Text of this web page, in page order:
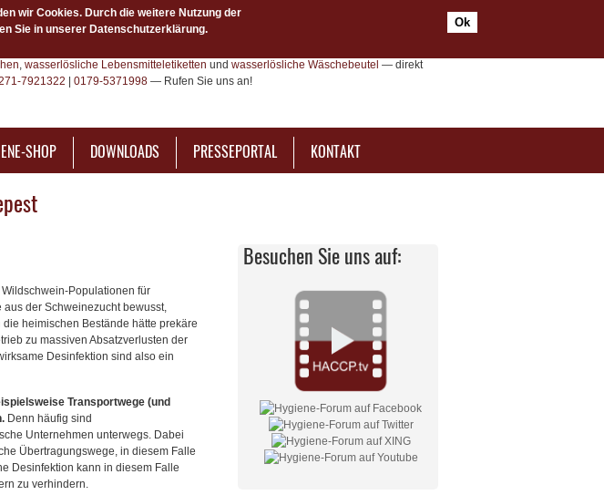
wir Cookies. Durch die weitere Nutzung der
Sie in unserer Datenschutzerklärung.
Ok
SHOP DOWNLOADS PRESSEPORTAL KONTAKT
bundesweiter Fachpartner für Hygiene-Dienstleistungen, Zertifizierungen und
, wasserlösliche Lebensmitteletiketten und wasserlösliche Wäschebeutel — direkt
7921322 0179-5371998 — Rufen Sie uns an!
Populationen für
der Schweinezucht bewusst,
heimischen Bestände hätte prekäre
zu massiven Absatzverlusten der
Desinfektion sind also ein
Transportwege (und
Denn häufig sind
Unternehmen unterwegs. Dabei
Übertragungswege, in diesem Falle
Desinfektion kann in diesem Falle
zu verhindern.
Besuchen Sie uns auf: